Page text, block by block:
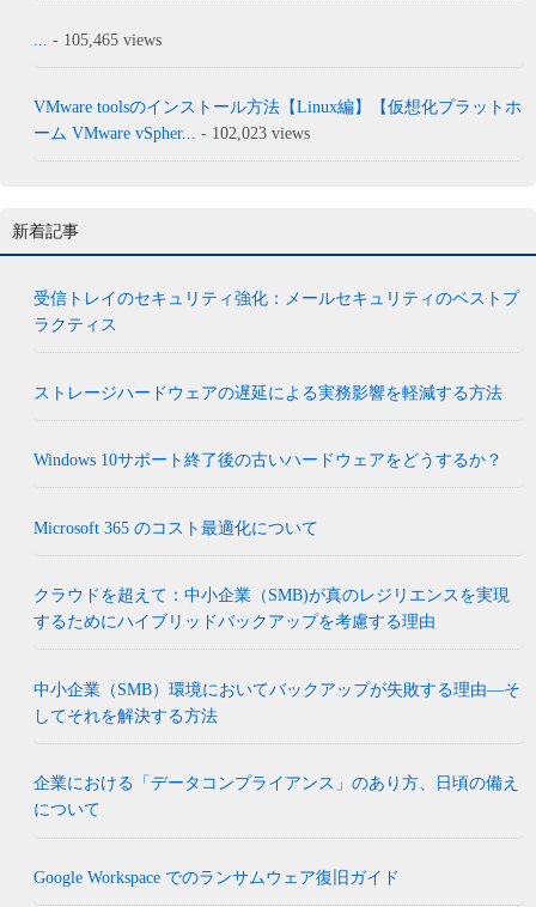
- 105,465 views
VMware toolsのインストール方法【Linux編】【仮想化プラットホ
ーム VMware vSpher... - 102,023 views
新着記事
受信トレイのセキュリティ強化：メールセキュリティのベストプ
ラクティス
ストレージハードウェアの遅延による実務影響を軽減する方法
Windows 10サポート終了後の古いハードウェアをどうするか？
Microsoft 365 のコスト最適化について
クラウドを超えて：中小企業（SMB)が真のレジリエンスを実現
するためにハイブリッドバックアップを考慮する理由
中小企業（SMB）環境においてバックアップが失敗する理由―そ
してそれを解決する方法
企業における「データコンプライアンス」のあり方、日頃の備え
について
Google Workspace でのランサムウェア復旧ガイド